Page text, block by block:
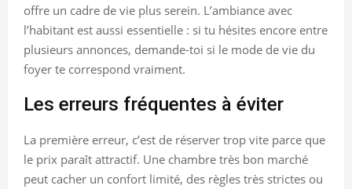
offre un cadre de vie plus serein. L’ambiance avec
l’habitant est aussi essentielle : si tu hésites encore entre
plusieurs annonces, demande-toi si le mode de vie du
foyer te correspond vraiment.
Les erreurs fréquentes à éviter
La première erreur, c’est de réserver trop vite parce que
le prix paraît attractif. Une chambre très bon marché
peut cacher un confort limité, des règles très strictes ou